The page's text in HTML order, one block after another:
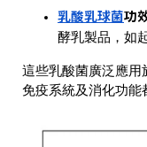
乳酸乳球菌功
酵乳製品，如
這些乳酸菌廣泛應用
免疫系統及消化功能